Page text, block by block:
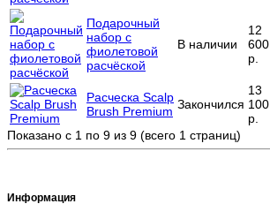
Подарочный
набор с
фиолетовой
расчёской
В наличии
12
600
р.
Расческа Scalp
Brush Premium Закончился
13
100
р.
Показано с 1 по 9 из 9 (всего 1 страниц)
Информация